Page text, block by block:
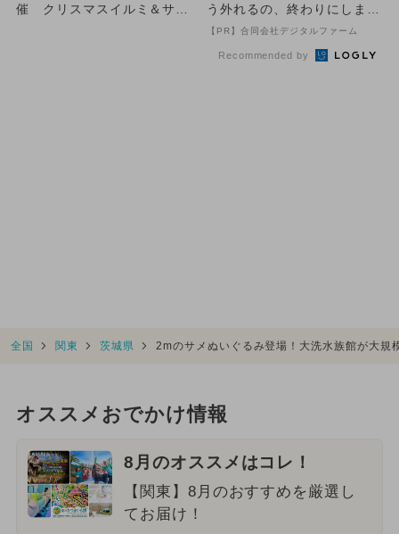
催 クリスマスイルミ＆サメ
う外れるの、終わりにしませ
んか
【PR】合同会社デジタルファーム
Recommended by
全国 関東 茨城県 2mのサメぬいぐるみ登場！大洗水族館が大
オススメおでかけ情報
8月のオススメはコレ！
【関東】8月のおすすめを厳選し
てお届け！